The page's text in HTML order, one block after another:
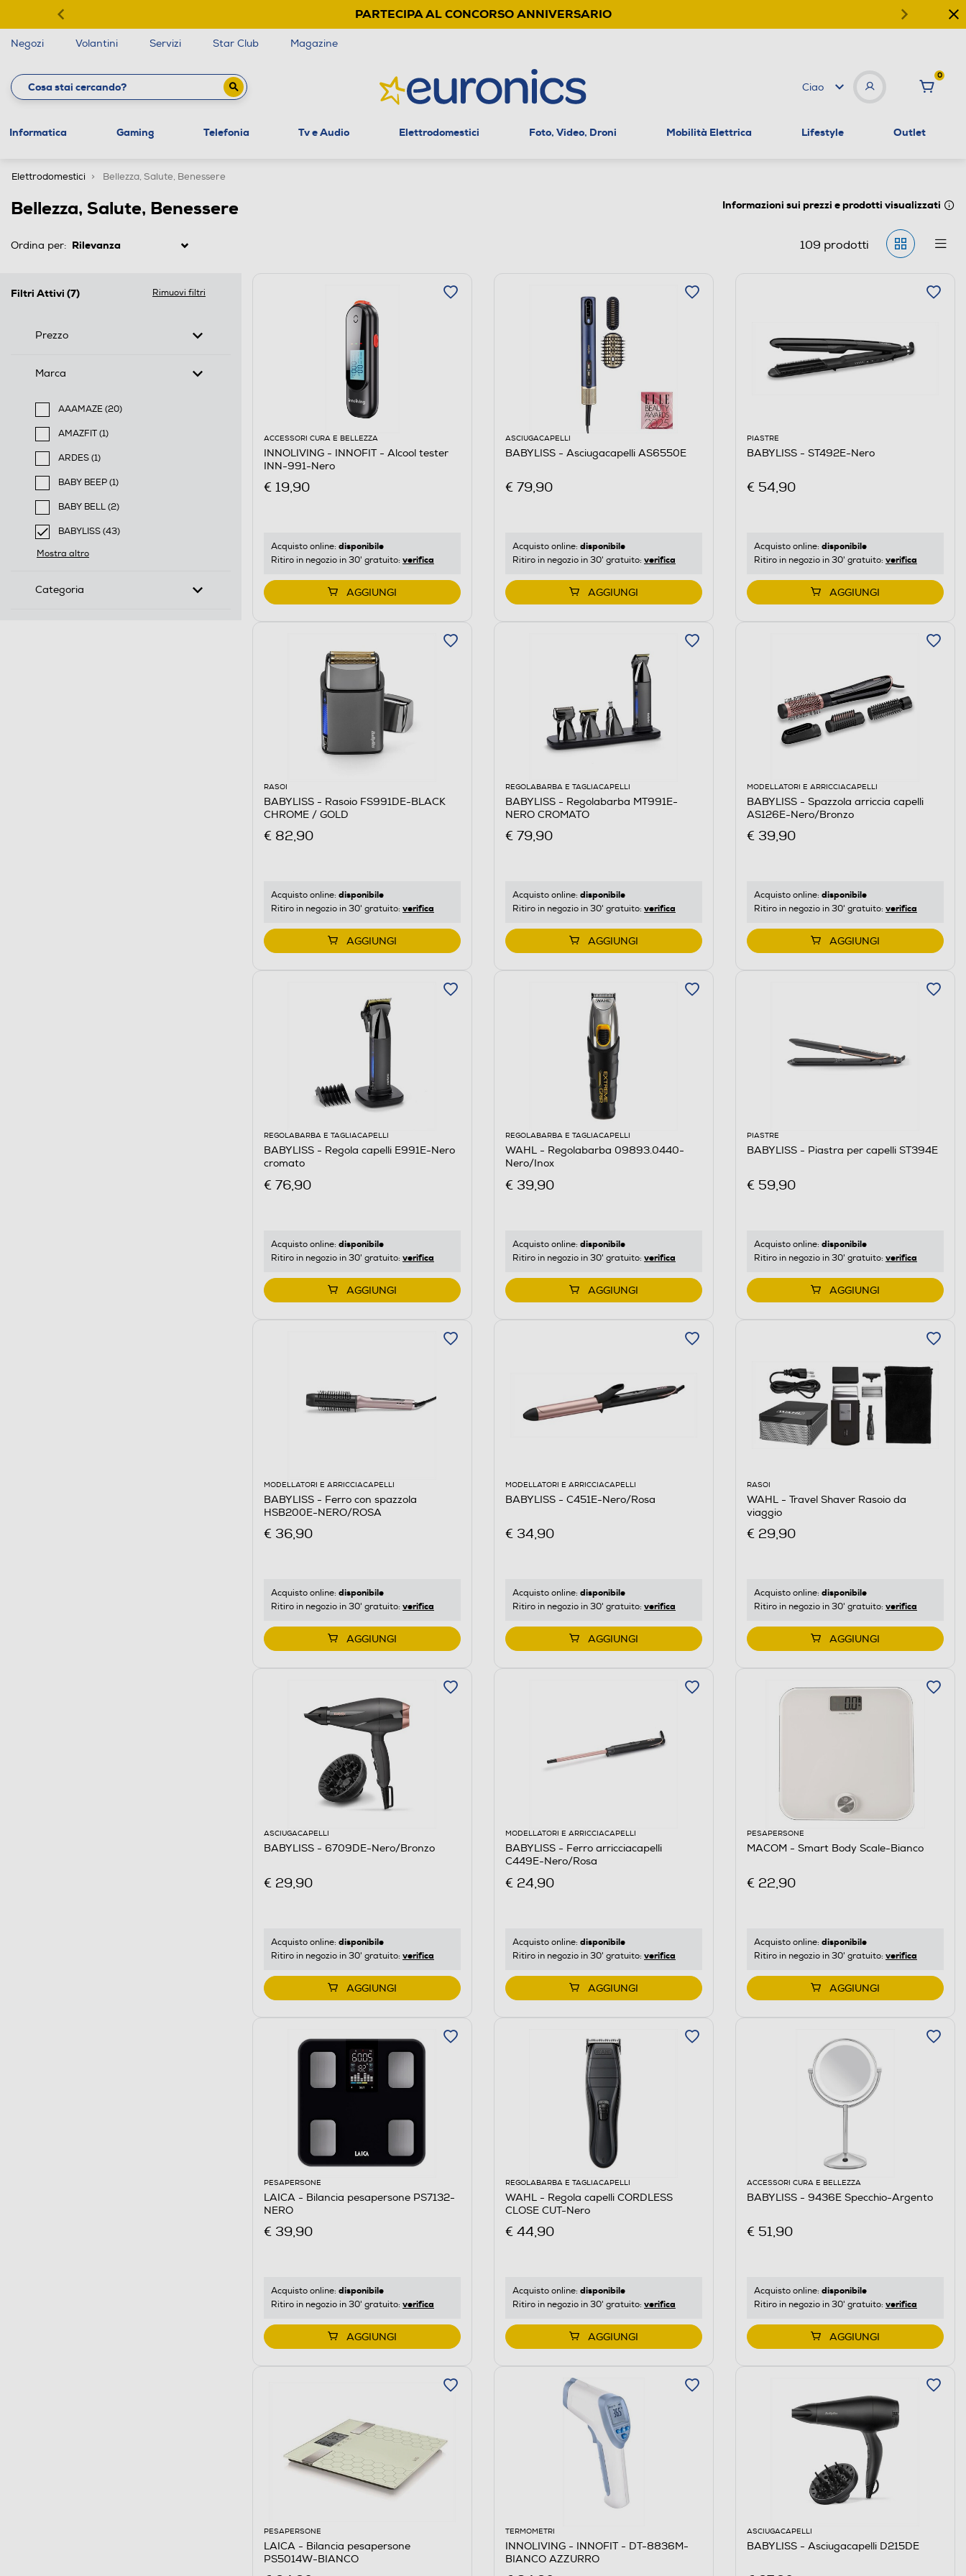
PARTECIPA AL CONCORSO ANNIVERSARIO
Negozi Volantini Servizi Star Club Magazine
Ciao
0
Informatica Gaming Telefonia Tv e Audio Elettrodomestici Foto, Video, Droni Mobilità Elettrica Lifestyle Outlet
Elettrodomestici Bellezza, Salute, Benessere
Bellezza, Salute, Benessere Informazioni sui prezzi e prodotti visualizzati
Ordina per: 109 prodotti
Filtri Attivi (7) Rimuovi filtri
Prezzo
Marca
AAAMAZE (20)
Filtra per Marca: AAAMAZE
AMAZFIT (1)
Filtra per Marca: AMAZFIT
ARDES (1)
Filtra per Marca: ARDES
BABY BEEP (1)
Filtra per Marca: BABY BEEP
BABY BELL (2)
Filtra per Marca: BABY BELL
BABYLISS (43)
selected Filtro applicato per Marca: BABYLISS
Mostra altro
Categoria
ACCESSORI CURA E BELLEZZA
INNOLIVING - INNOFIT - Alcool tester
INN-991-Nero
€ 19,90
Acquisto online: disponibile
Ritiro in negozio in 30' gratuito: verifica
AGGIUNGI
ASCIUGACAPELLI
BABYLISS - Asciugacapelli AS6550E
€ 79,90
Acquisto online: disponibile
Ritiro in negozio in 30' gratuito: verifica
AGGIUNGI
PIASTRE
BABYLISS - ST492E-Nero
€ 54,90
Acquisto online: disponibile
Ritiro in negozio in 30' gratuito: verifica
AGGIUNGI
RASOI
BABYLISS - Rasoio FS991DE-BLACK
CHROME / GOLD
€ 82,90
Acquisto online: disponibile
Ritiro in negozio in 30' gratuito: verifica
AGGIUNGI
REGOLABARBA E TAGLIACAPELLI
BABYLISS - Regolabarba MT991E-
NERO CROMATO
€ 79,90
Acquisto online: disponibile
Ritiro in negozio in 30' gratuito: verifica
AGGIUNGI
MODELLATORI E ARRICCIACAPELLI
BABYLISS - Spazzola arriccia capelli
AS126E-Nero/Bronzo
€ 39,90
Acquisto online: disponibile
Ritiro in negozio in 30' gratuito: verifica
AGGIUNGI
REGOLABARBA E TAGLIACAPELLI
BABYLISS - Regola capelli E991E-Nero
cromato
€ 76,90
Acquisto online: disponibile
Ritiro in negozio in 30' gratuito: verifica
AGGIUNGI
REGOLABARBA E TAGLIACAPELLI
WAHL - Regolabarba 09893.0440-
Nero/Inox
€ 39,90
Acquisto online: disponibile
Ritiro in negozio in 30' gratuito: verifica
AGGIUNGI
PIASTRE
BABYLISS - Piastra per capelli ST394E
€ 59,90
Acquisto online: disponibile
Ritiro in negozio in 30' gratuito: verifica
AGGIUNGI
MODELLATORI E ARRICCIACAPELLI
BABYLISS - Ferro con spazzola
HSB200E-NERO/ROSA
€ 36,90
Acquisto online: disponibile
Ritiro in negozio in 30' gratuito: verifica
AGGIUNGI
MODELLATORI E ARRICCIACAPELLI
BABYLISS - C451E-Nero/Rosa
€ 34,90
Acquisto online: disponibile
Ritiro in negozio in 30' gratuito: verifica
AGGIUNGI
RASOI
WAHL - Travel Shaver Rasoio da
viaggio
€ 29,90
Acquisto online: disponibile
Ritiro in negozio in 30' gratuito: verifica
AGGIUNGI
ASCIUGACAPELLI
BABYLISS - 6709DE-Nero/Bronzo
€ 29,90
Acquisto online: disponibile
Ritiro in negozio in 30' gratuito: verifica
AGGIUNGI
MODELLATORI E ARRICCIACAPELLI
BABYLISS - Ferro arricciacapelli
C449E-Nero/Rosa
€ 24,90
Acquisto online: disponibile
Ritiro in negozio in 30' gratuito: verifica
AGGIUNGI
PESAPERSONE
MACOM - Smart Body Scale-Bianco
€ 22,90
Acquisto online: disponibile
Ritiro in negozio in 30' gratuito: verifica
AGGIUNGI
PESAPERSONE
LAICA - Bilancia pesapersone PS7132-
NERO
€ 39,90
Acquisto online: disponibile
Ritiro in negozio in 30' gratuito: verifica
AGGIUNGI
REGOLABARBA E TAGLIACAPELLI
WAHL - Regola capelli CORDLESS
CLOSE CUT-Nero
€ 44,90
Acquisto online: disponibile
Ritiro in negozio in 30' gratuito: verifica
AGGIUNGI
ACCESSORI CURA E BELLEZZA
BABYLISS - 9436E Specchio-Argento
€ 51,90
Acquisto online: disponibile
Ritiro in negozio in 30' gratuito: verifica
AGGIUNGI
PESAPERSONE
LAICA - Bilancia pesapersone
PS5014W-BIANCO
TERMOMETRI
INNOLIVING - INNOFIT - DT-8836M-
BIANCO AZZURRO
ASCIUGACAPELLI
BABYLISS - Asciugacapelli D215DE